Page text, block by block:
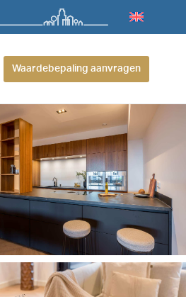
Waardebepaling aanvragen